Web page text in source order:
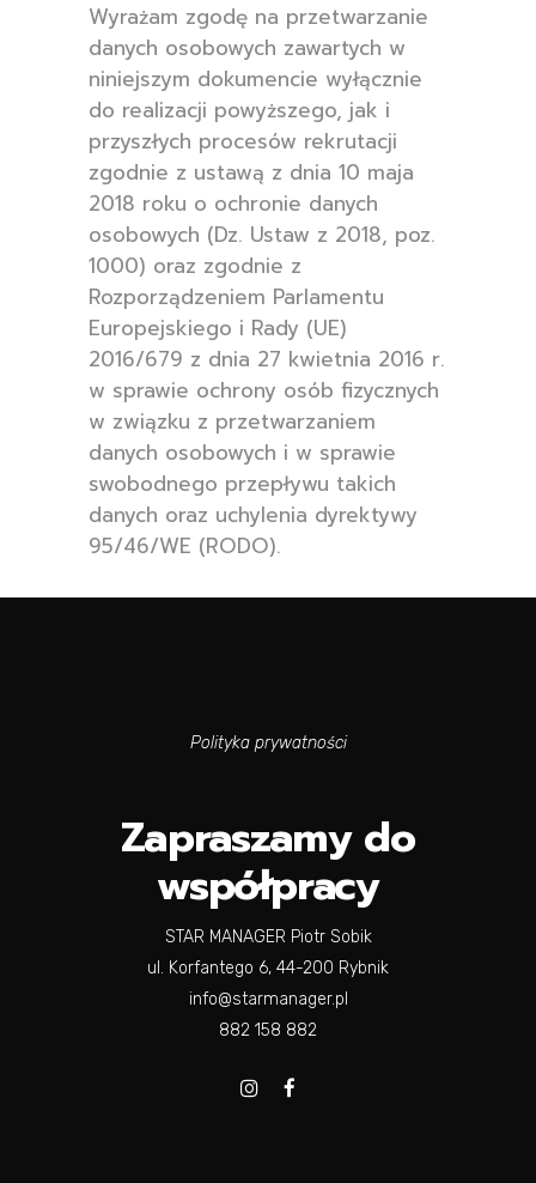
Wyrażam zgodę na przetwarzanie
danych osobowych zawartych w
niniejszym dokumencie wyłącznie
do realizacji powyższego, jak i
przyszłych procesów rekrutacji
zgodnie z ustawą z dnia 10 maja
2018 roku o ochronie danych
osobowych (Dz. Ustaw z 2018, poz.
1000) oraz zgodnie z
Rozporządzeniem Parlamentu
Europejskiego i Rady (UE)
2016/679 z dnia 27 kwietnia 2016 r.
w sprawie ochrony osób fizycznych
w związku z przetwarzaniem
danych osobowych i w sprawie
swobodnego przepływu takich
danych oraz uchylenia dyrektywy
95/46/WE (RODO).
Polityka prywatności
Zapraszamy do
współpracy
STAR MANAGER Piotr Sobik
ul. Korfantego 6, 44-200 Rybnik
info@starmanager.pl
882 158 882